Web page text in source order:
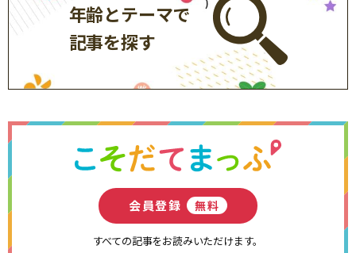
年齢とテーマで
記事を探す
会員登録 無料
すべての記事をお読みいただけます。